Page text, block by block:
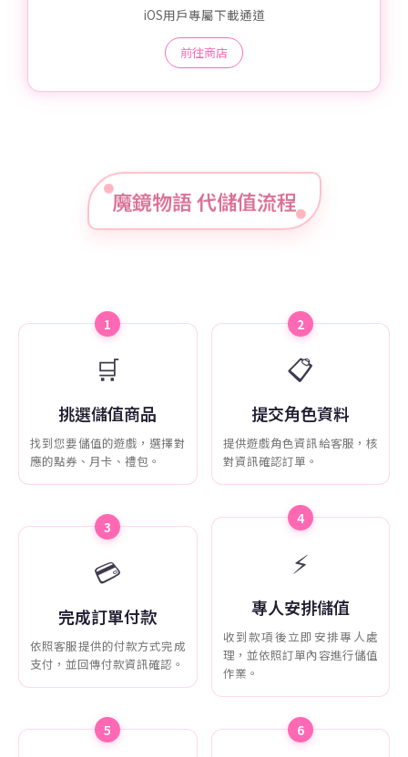
iOS用戶專屬下載通道
前往商店
魔鏡物語 代儲值流程
1
🛒
挑選儲值商品
找到您要儲值的遊戲，選擇對
應的點券、月卡、禮包。
2
📋
提交角色資料
提供遊戲角色資訊給客服，核
對資訊確認訂單。
3
💳
完成訂單付款
依照客服提供的付款方式完成
支付，並回傳付款資訊確認。
4
⚡
專人安排儲值
收到款項後立即安排專人處
理，並依照訂單內容進行儲值
作業。
5 6